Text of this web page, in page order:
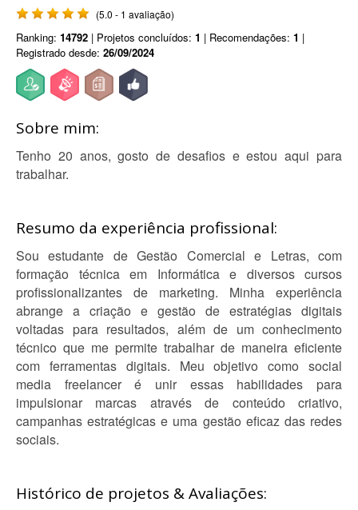
(5.0 - 1 avaliação)
Ranking: 14792 | Projetos concluídos: 1 | Recomendações: 1 |
Registrado desde: 26/09/2024
Sobre mim:
Tenho 20 anos, gosto de desafios e estou aqui para
trabalhar.
Resumo da experiência profissional:
Sou estudante de Gestão Comercial e Letras, com
formação técnica em Informática e diversos cursos
profissionalizantes de marketing. Minha experiência
abrange a criação e gestão de estratégias digitais
voltadas para resultados, além de um conhecimento
técnico que me permite trabalhar de maneira eficiente
com ferramentas digitais. Meu objetivo como social
media freelancer é unir essas habilidades para
impulsionar marcas através de conteúdo criativo,
campanhas estratégicas e uma gestão eficaz das redes
sociais.
Histórico de projetos & Avaliações: